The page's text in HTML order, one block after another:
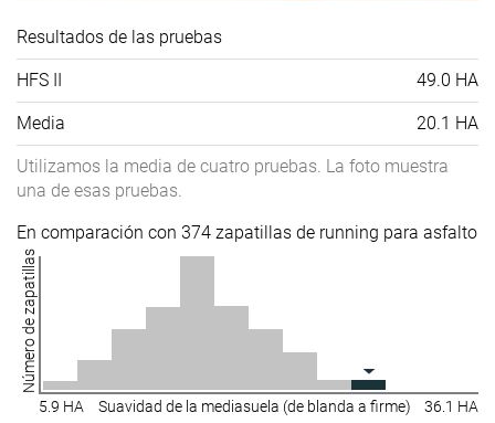
Resultados de las pruebas
HFS II 49.0 HA
Media 20.1 HA
Utilizamos la media de cuatro pruebas. La foto muestra
una de esas pruebas.
En comparación con 374 zapatillas de running para asfalto
Número de zapatillas
5.9 HA Suavidad de la mediasuela (de blanda a firme) 36.1 HA